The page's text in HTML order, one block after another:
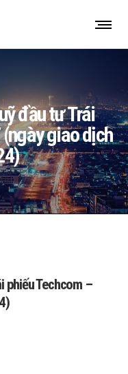
đầu tư Trái
giao dịch
phiếu Techcom –